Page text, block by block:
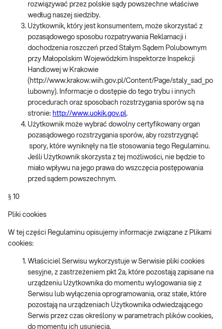
rozwiązywać przez polskie sądy powszechne właściwe
według naszej siedziby.
Użytkownik, który jest konsumentem, może skorzystać z
pozasądowego sposobu rozpatrywania Reklamacji i
dochodzenia roszczeń przed Stałym Sądem Polubownym
przy Małopolskim Wojewódzkim Inspektorze Inspekcji
Handlowej w Krakowie
(http://www.krakow.wiih.gov.pl/Content/Page/staly_sad_po
lubowny). Informacje o dostępie do tego trybu i innych
procedurach oraz sposobach rozstrzygania sporów są na
stronie: http://www.uokik.gov.pl.
Użytkownik może wybrać dowolny certyfikowany organ
pozasądowego rozstrzygania sporów, aby rozstrzygnąć
spory, które wyniknęły na tle stosowania tego Regulaminu.
Jeśli Użytkownik skorzysta z tej możliwości, nie będzie to
miało wpływu na jego prawa do wszczęcia postępowania
przed sądem powszechnym.
§ 10
Pliki cookies
W tej części Regulaminu opisujemy informacje związane z Plikami
cookies:
Właściciel Serwisu wykorzystuje w Serwisie pliki cookies
sesyjne, z zastrzeżeniem pkt 2a, które pozostają zapisane na
urządzeniu Użytkownika do momentu wylogowania się z
Serwisu lub wyłączenia oprogramowania, oraz stałe, które
pozostają na urządzeniach Użytkownika odwiedzającego
Serwis przez czas określony w parametrach plików cookies,
do momentu ich usunięcia.